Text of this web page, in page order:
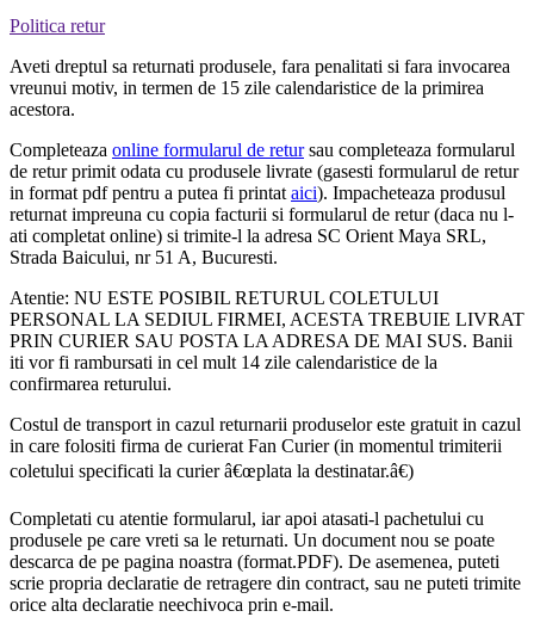
Politica retur
Aveti dreptul sa returnati produsele, fara penalitati si fara invocarea
vreunui motiv, in termen de 15 zile calendaristice de la primirea
acestora.
Completeaza online formularul de retursau completeaza formularul
de retur primit odata cu produsele livrate (gasesti formularul de retur
in format pdf pentru a putea fi printataici). Impacheteaza produsul
returnat impreuna cu copia facturii si formularul de retur (daca nu l-
ati completat online) si trimite-l la adresa SC Orient Maya SRL,
Strada Baicului, nr 51 A, Bucuresti.
Atentie: NU ESTE POSIBIL RETURUL COLETULUI
PERSONAL LA SEDIUL FIRMEI, ACESTA TREBUIE LIVRAT
PRIN CURIER SAU POSTA LA ADRESA DE MAI SUS. Banii
iti vor fi rambursati in cel mult 14 zile calendaristice de la
confirmarea returului.
Costul de transport in cazul returnarii produselor este gratuit in cazul
in care folositi firma de curierat Fan Curier (in momentul trimiterii
coletului specificati la curier â€œplata la destinatar.â€)
Completati cu atentie formularul, iar apoi atasati-l pachetului cu
produsele pe care vreti sa le returnati. Un document nou se poate
descarca de pe pagina noastra (format.PDF). De asemenea, puteti
scrie propria declaratie de retragere din contract, sau ne puteti trimite
orice alta declaratie neechivoca prin e-mail.